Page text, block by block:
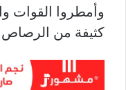
وأمطروا القوات
كثيفة من الرصاص